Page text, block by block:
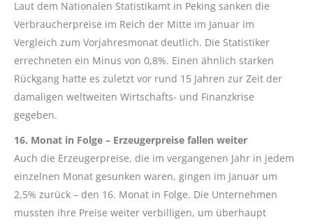
Laut dem Nationalen Statistikamt in Peking sanken die
Verbraucherpreise im Reich der Mitte im Januar im
Vergleich zum Vorjahresmonat deutlich. Die Statistiker
errechneten ein Minus von 0,8%. Einen ähnlich starken
Rückgang hatte es zuletzt vor rund 15 Jahren zur Zeit der
damaligen weltweiten Wirtschafts- und Finanzkrise
gegeben.
16. Monat in Folge – Erzeugerpreise fallen weiter
Auch die Erzeugerpreise, die im vergangenen Jahr in jedem
einzelnen Monat gesunken waren, gingen im Januar um
2,5% zurück – den 16. Monat in Folge. Die Unternehmen
mussten ihre Preise weiter verbilligen, um überhaupt